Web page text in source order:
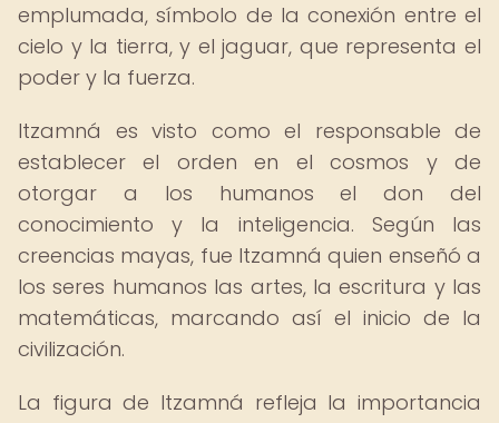
emplumada, símbolo de la conexión entre el
cielo y la tierra, y el jaguar, que representa el
poder y la fuerza.
Itzamná es visto como el responsable de
establecer el orden en el cosmos y de
otorgar a los humanos el don del
conocimiento y la inteligencia. Según las
creencias mayas, fue Itzamná quien enseñó a
los seres humanos las artes, la escritura y las
matemáticas, marcando así el inicio de la
civilización.
La figura de Itzamná refleja la importancia